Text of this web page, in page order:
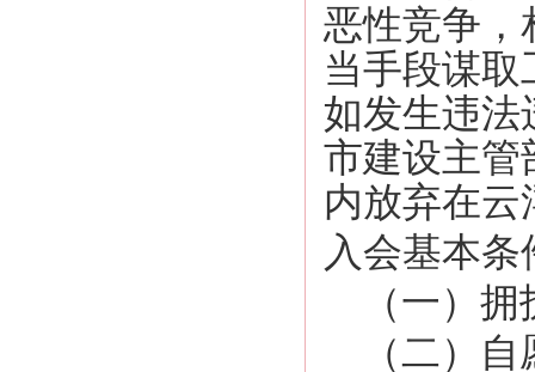
恶性竞争，
当手段谋
如发生违法
市建设主管
内放弃在云
入会基本
（一）拥
（二）自